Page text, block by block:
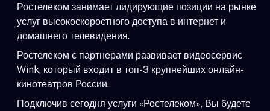
Ростелеком занимает лидирующие позиции на рынке
услуг высокоскоростного доступа в интернет и
домашнего телевидения.
Ростелеком с партнерами развивает видеосервис
Wink, который входит в топ-3 крупнейших онлайн-
кинотеатров России.
Подключив сегодня услуги «Ростелеком», Вы будете